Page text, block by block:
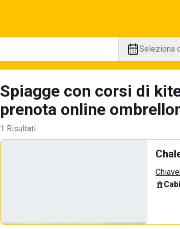
Seleziona
Spiagge con corsi di
prenota online
1 Risultati